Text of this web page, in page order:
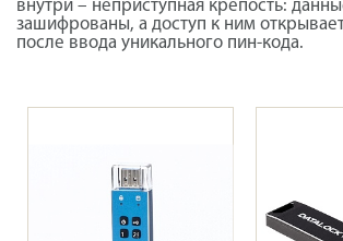
внутри – неприступная крепость:
зашифрованы, а доступ к ним
после ввода уникального пин-кода.